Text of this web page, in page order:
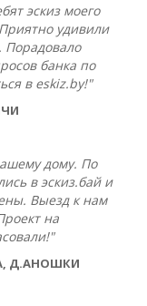
эскиз моего
удивили
Порадовало
банка по
в eskiz.by!"
дому. По
в эскиз.бай и
Выезд к нам
на
Д.АНОШКИ